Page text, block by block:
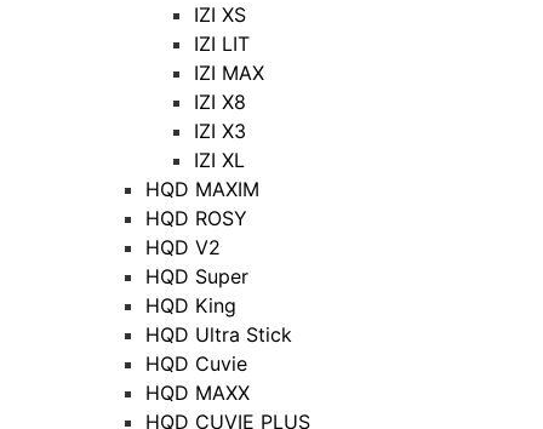
IZI XS
IZI LIT
IZI MAX
IZI X8
IZI X3
IZI XL
HQD MAXIM
HQD ROSY
HQD V2
HQD Super
HQD King
HQD Ultra Stick
HQD Cuvie
HQD MAXX
HQD CUVIE PLUS